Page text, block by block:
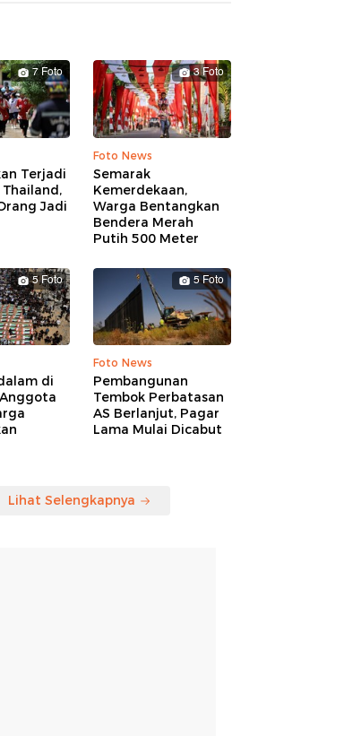
7 Foto
Terjadi
Jadi
3 Foto
Foto News
Semarak
Kemerdekaan,
Warga Bentangkan
Bendera Merah
Putih 500 Meter
5 Foto
di
5 Foto
Foto News
Pembangunan
Tembok Perbatasan
AS Berlanjut, Pagar
Lama Mulai Dicabut
Lihat Selengkapnya